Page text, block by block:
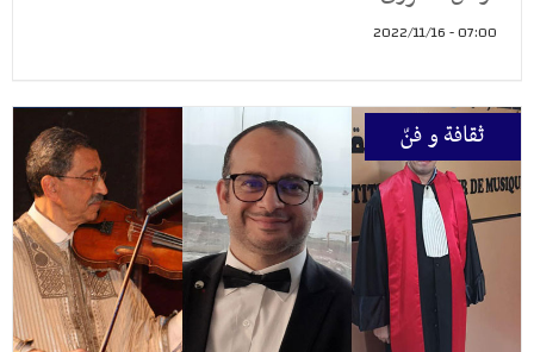
07:00 - 2022/11/16
ثقافة و فنّ